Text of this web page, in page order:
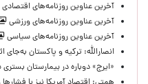
آخرین عناوین روزنامه‌های اقتصادی
آخرین عناوین روزنامه‌های ورزشی
آخرین عناوین روزنامه‌های سیاسی
انصارالله: ترکیه و پاکستان به‌جای
«ایرج» دوباره در بیمارستان